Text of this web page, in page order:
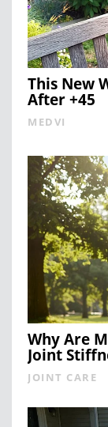
This New
After +45
MEDVI
Why Are
Joint
JOINT CARE